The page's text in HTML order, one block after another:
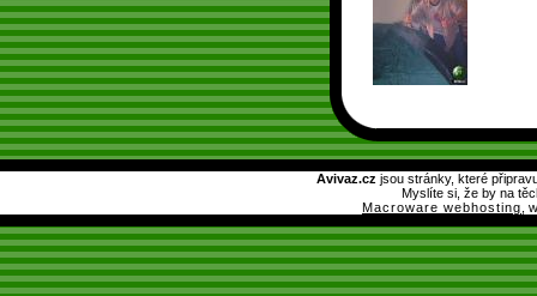
Avivaz.cz jsou stránky, které
Myslíte si, že by na
Macroware webhosting ,